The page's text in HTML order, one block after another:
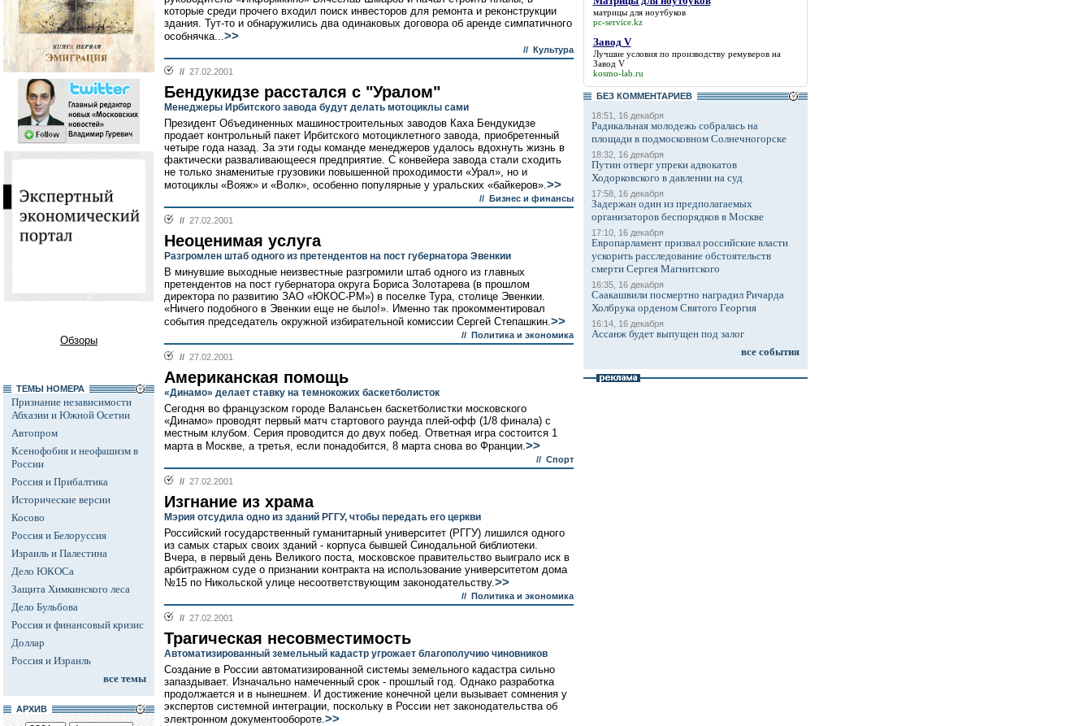
Обзоры
ТЕМЫ НОМЕРА
Признание независимости
Абхазии и Южной Осетии
Автопром
Ксенофобия и неофашизм в
России
Россия и Прибалтика
Исторические версии
Косово
Россия и Белоруссия
Израиль и Палестина
Дело ЮКОСа
Защита Химкинского леса
Дело Бульбова
Россия и финансовый кризис
Доллар
Россия и Израиль
все темы
АРХИВ
которые среди прочего входил поиск инвесторов для ремонта и реконструкции
здания. Тут-то и обнаружились два одинаковых договора об аренде симпатичного
особнячка...>>
// Культура
// 27.02.2001
Бендукидзе расстался с "Уралом"
Менеджеры Ирбитского завода будут делать мотоциклы сами
Президент Объединенных машиностроительных заводов Каха Бендукидзе
продает контрольный пакет Ирбитского мотоциклетного завода, приобретенный
четыре года назад. За эти годы команде менеджеров удалось вдохнуть жизнь в
фактически разваливающееся предприятие. С конвейера завода стали сходить
не только знаменитые грузовики повышенной проходимости «Урал», но и
мотоциклы «Вояж» и «Волк», особенно популярные у уральских «байкеров».>>
// Бизнес и финансы
// 27.02.2001
Неоценимая услуга
Разгромлен штаб одного из претендентов на пост губернатора Эвенкии
В минувшие выходные неизвестные разгромили штаб одного из главных
претендентов на пост губернатора округа Бориса Золотарева (в прошлом
директора по развитию ЗАО «ЮКОС-РМ») в поселке Тура, столице Эвенкии.
«Ничего подобного в Эвенкии еще не было!». Именно так прокомментировал
события председатель окружной избирательной комиссии Сергей Степашкин.>>
// Политика и экономика
// 27.02.2001
Американская помощь
«Динамо» делает ставку на темнокожих баскетболисток
Сегодня во французском городе Валансьен баскетболистки московского
«Динамо» проводят первый матч стартового раунда плей-офф (1/8 финала) с
местным клубом. Серия проводится до двух побед. Ответная игра состоится 1
марта в Москве, а третья, если понадобится, 8 марта снова во Франции.>>
// Спорт
// 27.02.2001
Изгнание из храма
Мэрия отсудила одно из зданий РГГУ, чтобы передать его церкви
Российский государственный гуманитарный университет (РГГУ) лишился одного
из самых старых своих зданий - корпуса бывшей Синодальной библиотеки.
Вчера, в первый день Великого поста, московское правительство выиграло иск в
арбитражном суде о признании контракта на использование университетом дома
№15 по Никольской улице несоответствующим законодательству.>>
// Политика и экономика
// 27.02.2001
Трагическая несовместимость
Автоматизированный земельный кадастр угрожает благополучию чиновников
Создание в России автоматизированной системы земельного кадастра сильно
запаздывает. Изначально намеченный срок - прошлый год. Однако разработка
продолжается и в нынешнем. И достижение конечной цели вызывает сомнения у
экспертов системной интеграции, поскольку в России нет законодательства об
электронном документообороте.>>
матрицы для ноутбуков
pc-service.kz
Завод V
Лучшие условия по производству ремуверов на
Завод V
kosmo-lab.ru
БЕЗ КОМMЕНТАРИЕВ
18:51, 16 декабря
Радикальная молодежь собралась на
площади в подмосковном Солнечногорске
18:32, 16 декабря
Путин отверг упреки адвокатов
Ходорковского в давлении на суд
17:58, 16 декабря
Задержан один из предполагаемых
организаторов беспорядков в Москве
17:10, 16 декабря
Европарламент призвал российские власти
ускорить расследование обстоятельств
смерти Сергея Магнитского
16:35, 16 декабря
Саакашвили посмертно наградил Ричарда
Холбрука орденом Святого Георгия
16:14, 16 декабря
Ассанж будет выпущен под залог
все события